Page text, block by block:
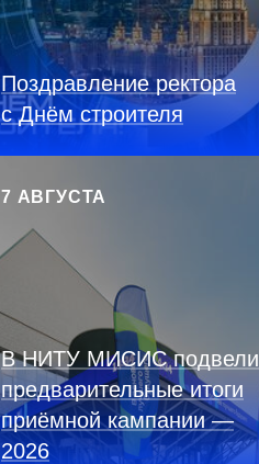
Поздравление ректора
с Днём строителя
7 АВГУСТА
В НИТУ МИСИС подвели
предварительные итоги
приёмной кампании —
2026